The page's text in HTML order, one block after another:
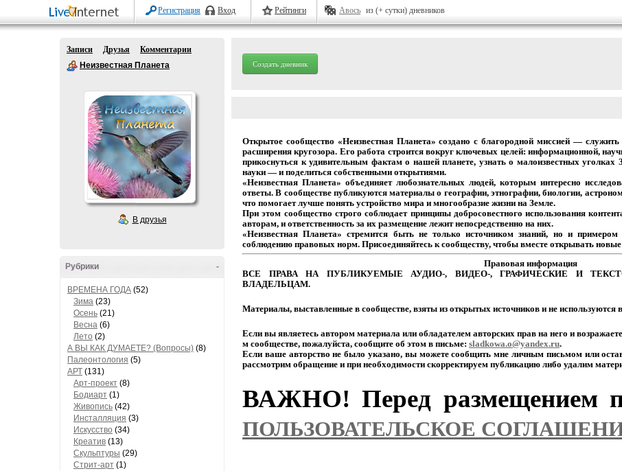
Регистрация Вход Рейтинги Авось из (+ сутки) дневников
Записи Друзья
Комментарии
Неизвестная Планета
В друзья
-
Рубрики
ВРЕМЕНА ГОДА (52)
Зима (23)
Осень (21)
Весна (6)
Лето (2)
А ВЫ КАК ДУМАЕТЕ? (Вопросы) (8)
Палеонтология (5)
АРТ (131)
Арт-проект (8)
Бодиарт (1)
Живопись (42)
Инсталляция (3)
Искусство (34)
Креатив (13)
Скульптуры (29)
Стрит-арт (1)
Создать дневник
Открытое сообщество «НеизвестнаяПланета» создано с благородной миссией — служить
расширения кругозора. Его работа строитсявокругключевых целей: информационной,
прикоснуться кудивительным фактамо нашейпланете, узнатьо малоизвестныхуголках
науки — и поделиться собственными открытиями.
«Неизвестная Планета» объединяетлюбознательныхлюдей,которыминтересно
ответы. В сообществепубликуютсяматериалы о географии,этнографии, биологии,
что помогаетлучше понять устройство мира и многообразие жизни на Земле.
При этом сообщество строго соблюдаетпринципыдобросовестного использования
авторам, и ответственность за их размещение лежитнепосредственно на них.
«Неизвестная Планета» стремится бытьнетолько источником знаний, но ипримером
соблюдению правовых норм. Присоединяйтесь ксообществу, чтобы вместе открывать
Правовая информация
ВСЕ ПРАВАНА ПУБЛИКУЕМЫЕ АУДИО-, ВИДЕО-,ГРАФИЧЕСКИЕ И
ВЛАДЕЛЬЦАМ.
Материалы, выставленные в сообществе, взяты из открытых источников и не используются в
Если вы являетесь автором материала или обладателем авторских прав на него и возражаете
м сообществе, пожалуйста, сообщите об этом в письме: sladkowa.o@yandex.ru.
Если вашеавторство не было указано,выможетесообщить мне личнымписьмомили
рассмотрим обращение и при необходимости скорректируем публикацию либо удалим
ВАЖНО! Перед размещением
ПОЛЬЗОВАТЕЛЬСКОЕ